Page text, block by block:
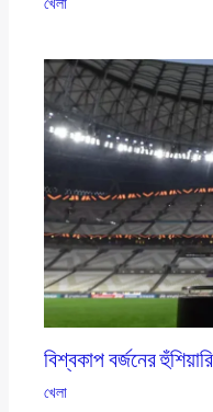
বিশ্বকাপ বর্জনের
খেলা